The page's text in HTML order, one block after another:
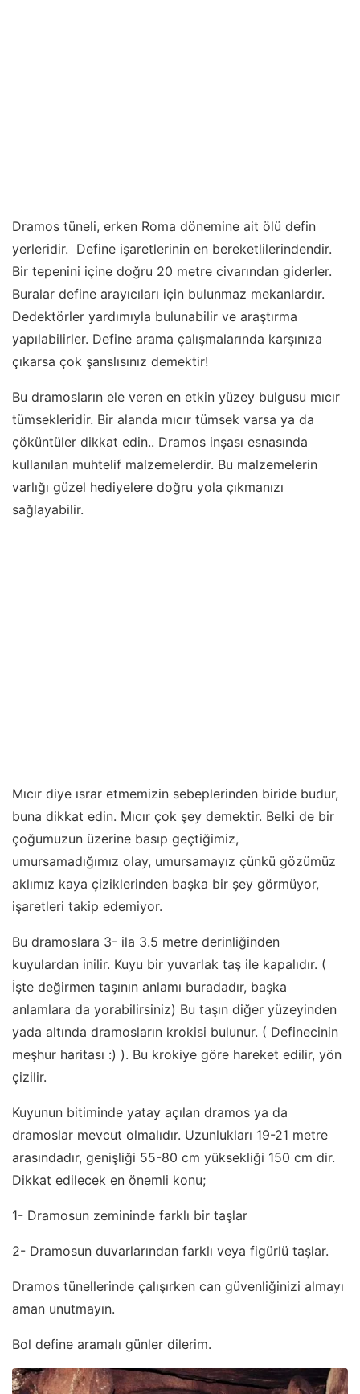
Dramos tüneli, erken Roma dönemine ait ölü defin
yerleridir. Define işaretlerinin en bereketlilerindendir.
Bir tepenini içine doğru 20 metre civarından giderler.
Buralar define arayıcıları için bulunmaz mekanlardır.
Dedektörler yardımıyla bulunabilir ve araştırma
yapılabilirler. Define arama çalışmalarında karşınıza
çıkarsa çok şanslısınız demektir!
Bu dramosların ele veren en etkin yüzey bulgusu mıcır
tümsekleridir. Bir alanda mıcır tümsek varsa ya da
çöküntüler dikkat edin.. Dramos inşası esnasında
kullanılan muhtelif malzemelerdir. Bu malzemelerin
varlığı güzel hediyelere doğru yola çıkmanızı
sağlayabilir.
Mıcır diye ısrar etmemizin sebeplerinden biride budur,
buna dikkat edin. Mıcır çok şey demektir. Belki de bir
çoğumuzun üzerine basıp geçtiğimiz,
umursamadığımız olay, umursamayız çünkü gözümüz
aklımız kaya çiziklerinden başka bir şey görmüyor,
işaretleri takip edemiyor.
Bu dramoslara 3- ila 3.5 metre derinliğinden
kuyulardan inilir. Kuyu bir yuvarlak taş ile kapalıdır. (
İşte değirmen taşının anlamı buradadır, başka
anlamlara da yorabilirsiniz) Bu taşın diğer yüzeyinden
yada altında dramosların krokisi bulunur. ( Definecinin
meşhur haritası :) ). Bu krokiye göre hareket edilir, yön
çizilir.
Kuyunun bitiminde yatay açılan dramos ya da
dramoslar mevcut olmalıdır. Uzunlukları 19-21 metre
arasındadır, genişliği 55-80 cm yüksekliği 150 cm dir.
Dikkat edilecek en önemli konu;
1- Dramosun zemininde farklı bir taşlar
2- Dramosun duvarlarından farklı veya figürlü taşlar.
Dramos tünellerinde çalışırken can güvenliğinizi almayı
aman unutmayın.
Bol define aramalı günler dilerim.